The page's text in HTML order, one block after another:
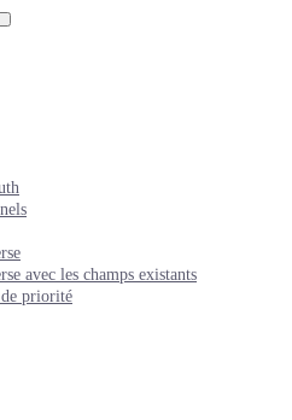
avec les champs existants
priorité